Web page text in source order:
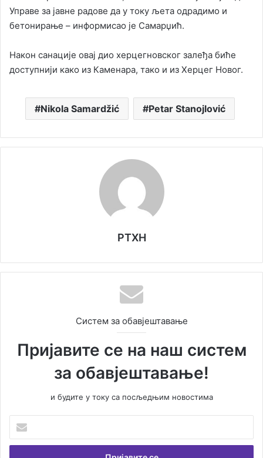
Управе за јавне радове да у току љета одрадимо и
бетонирање – информисао је Самарџић.
Након санације овај дио херцегновског залеђа биће
доступнији како из Каменара, тако и из Херцег Новог.
Nikola Samardžić Petar Stanojlović
РТХН
Систем за обавјештавање
Пријавите се на наш систем
за обавјештавање!
и будите у току са посљедњим новостима
Вашу
емаил